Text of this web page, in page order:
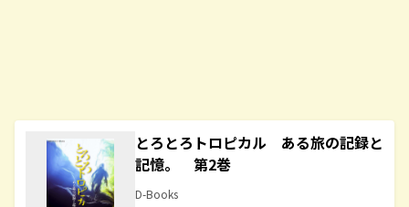
とろとろトロピカル ある旅の記録と
記憶。 第2巻
D-Books